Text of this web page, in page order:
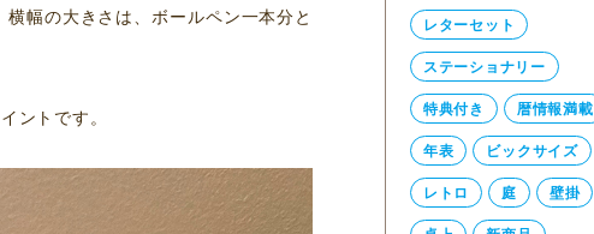
幅の大きさは、ボールペン一本分と
ントです。
レターセット
ステーショナリー
特典付き 暦情報満載
年表 ビックサイズ
レトロ 庭 壁掛